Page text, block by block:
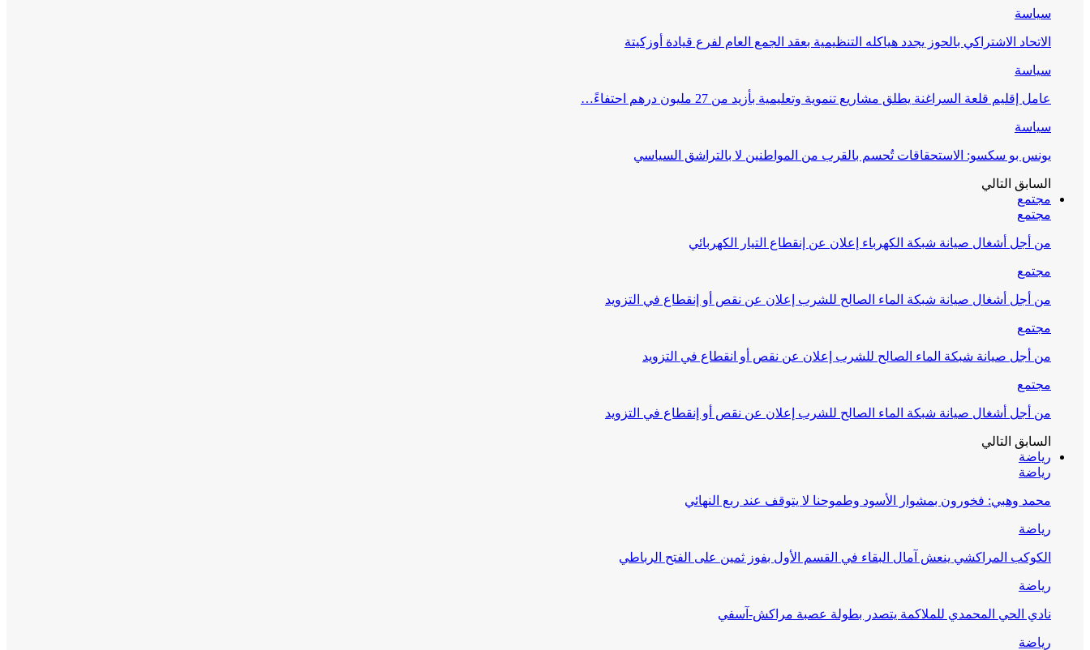
سياسة
الاتحاد الاشتراكي بالحوز يجدد هياكله التنظيمية بعقد الجمع العام لفرع قيادة أوزكيتة
سياسة
عامل إقليم قلعة السراغنة يطلق مشاريع تنموية وتعليمية بأزيد من 27 مليون درهم احتفاءً…
سياسة
يونس بو سكسو: الاستحقاقات تُحسم بالقرب من المواطنين لا بالتراشق السياسي
السابق التالي
مجتمع
مجتمع
من أجل أشغال صيانة شبكة الكهرباء إعلان عن إنقطاع التيار الكهربائي
مجتمع
من أجل أشغال صيانة شبكة الماء الصالح للشرب إعلان عن نقص أو إنقطاع في التزويد
مجتمع
من أجل صيانة شبكة الماء الصالح للشرب إعلان عن نقص أو انقطاع في التزويد
مجتمع
من أجل أشغال صيانة شبكة الماء الصالح للشرب إعلان عن نقص أو إنقطاع في التزويد
السابق التالي
رياضة
رياضة
محمد وهبي: فخورون بمشوار الأسود وطموحنا لا يتوقف عند ربع النهائي
رياضة
الكوكب المراكشي ينعش آمال البقاء في القسم الأول بفوز ثمين على الفتح الرباطي
رياضة
نادي الحي المحمدي للملاكمة يتصدر بطولة عصبة مراكش-آسفي
رياضة